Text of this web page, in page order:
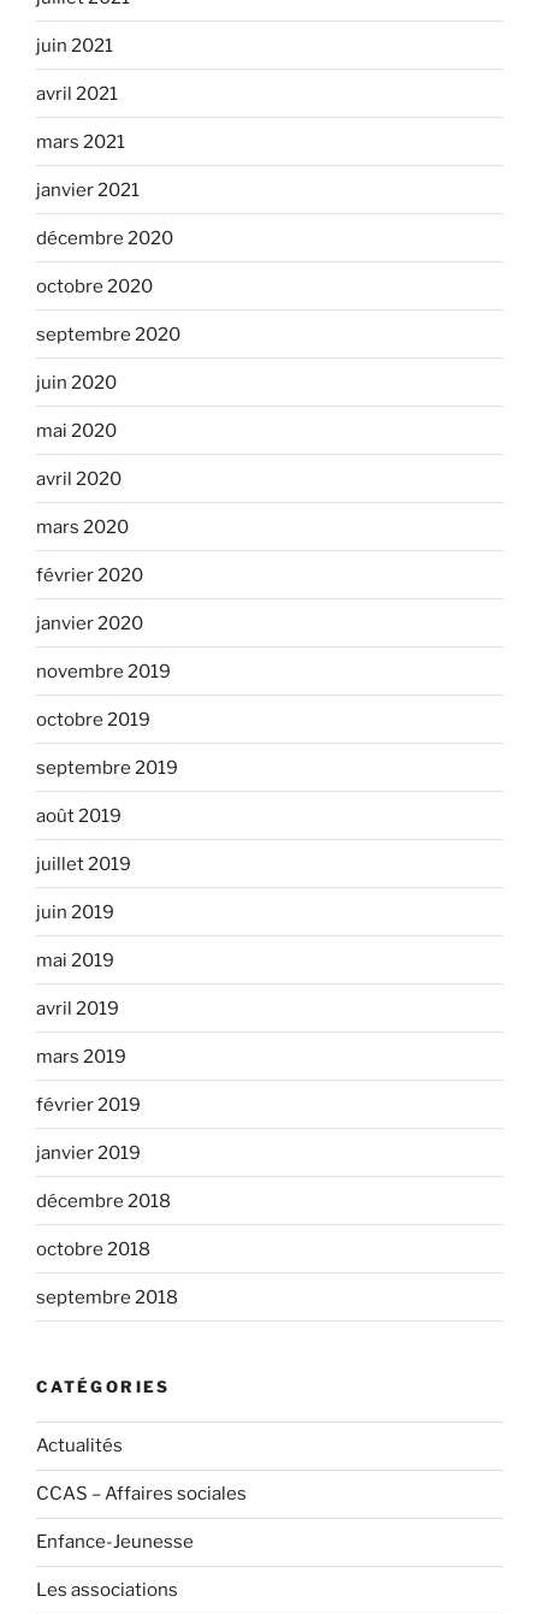
juin 2021
avril 2021
mars 2021
janvier 2021
décembre 2020
octobre 2020
septembre 2020
juin 2020
mai 2020
avril 2020
mars 2020
février 2020
janvier 2020
novembre 2019
octobre 2019
septembre 2019
août 2019
juillet 2019
juin 2019
mai 2019
avril 2019
mars 2019
février 2019
janvier 2019
décembre 2018
octobre 2018
septembre 2018
CATÉGORIES
Actualités
CCAS – Affaires sociales
Enfance-Jeunesse
Les associations